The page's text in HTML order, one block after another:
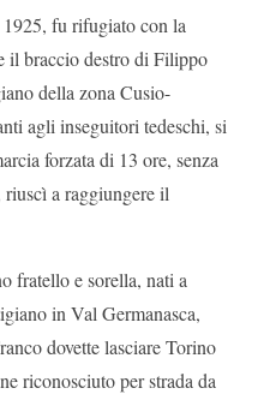
fu rifugiato con la
il braccio destro di Filippo
della zona Cusio-
agli inseguitori tedeschi, si
forzata di 13 ore, senza
riuscì a raggiungere il
fratello e sorella, nati a
in Val Germanasca,
dovette lasciare Torino
riconosciuto per strada da